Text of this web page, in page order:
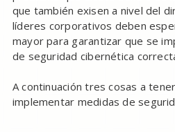
que también exisen a nivel del
líderes corporativos deben
mayor para garantizar que se
de seguridad cibernética
A continuación tres cosas a
implementar medidas de